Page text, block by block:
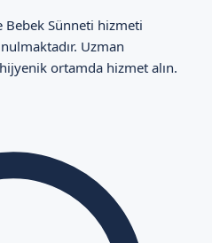
Bebek Sünneti hizmeti
Uzman
ortamda hizmet alın.